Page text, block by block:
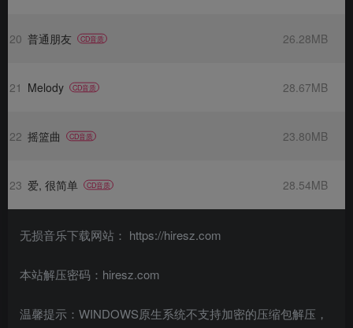
20 普通朋友 CD音质 26.28MB
21 Melody CD音质 28.67MB
22 摇篮曲 CD音质 23.80MB
23 爱, 很简单 CD音质 28.54MB
无损音乐下载网站： https://hiresz.com
本站解压密码：hiresz.com
温馨提示：WINDOWS原生系统不支持加密的压缩包解压，